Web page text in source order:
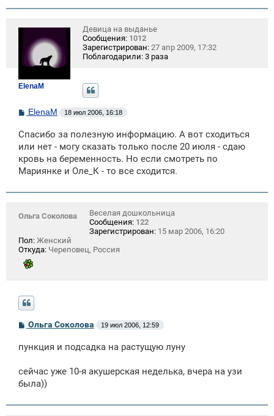
и
ElenaM
Девица на выданье
Сообщения: 1012
Зарегистрирован: 27 апр 2009, 17:32
Поблагодарили: 3 раза
С
б
щ
н
и
ElenaM 18 июл 2006, 16:18
Спасибо за полезную информацию. А вот сходиться
или нет - могу сказать только после 20 июля - сдаю
кровь на беременность. Но если смотреть по
Мариянке и Оле_К - то все сходится.
Ольга Соколова
Веселая дошкольница
Сообщения: 122
Зарегистрирован: 15 мар 2006, 16:20
Пол: Женский
Откуда: Череповец, Россия
С
б
н
и
Ольга Соколова 19 июл 2006, 12:59
пункция и подсадка на растущую луну
сейчас уже 10-я акушерская неделька, вчера на узи
была))